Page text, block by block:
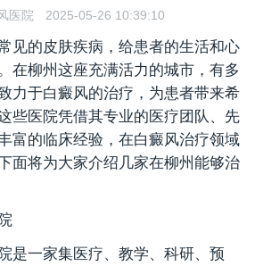
医院 2025-05-26 10:39:10
见的皮肤疾病，给患者的生活和心
在柳州这座充满活力的城市，有多
力于白癜风的治疗，为患者带来希
些医院凭借其专业的医疗团队、先
富的临床经验，在白癜风治疗领域
面将为大家介绍几家在柳州能够治
是一家集医疗、教学、科研、预